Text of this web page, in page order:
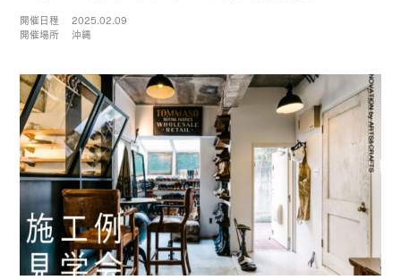
開催日程
2025.02.09
開催場所
沖縄